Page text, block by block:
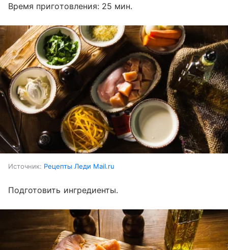
Время приготовления: 25 мин.
Источник: Рецепты Леди Mail.ru
Подготовить ингредиенты.